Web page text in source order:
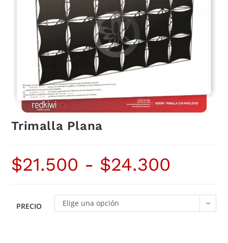
Trimalla Plana
$21.500 - $24.300
PRECIO Elige una opción